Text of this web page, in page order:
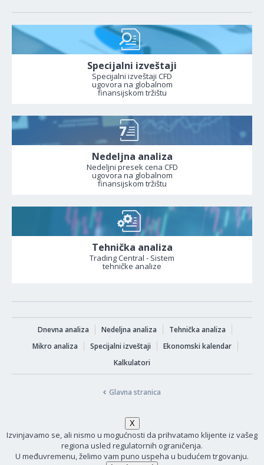
Specijalni izveštaji
Specijalni izveštaji CFD
ugovora na globalnom
finansijskom tržištu
Nedeljna analiza
Nedeljni presek cena CFD
ugovora na globalnom
finansijskom tržištu
Tehnička analiza
Trading Central - Sistem
tehničke analize
Dnevna analiza Nedeljna analiza
Tehnička analiza
Mikro analiza
Specijalni izveštaji
Ekonomski kalendar
Kalkulatori
Glavna stranica
Izvinjavamo se, ali nismo u mogućnosti da prihvatamo klijente iz vašeg
regiona usled regulatornih ograničenja.
U međuvremenu, želimo vam puno uspeha u budućem trgovanju.